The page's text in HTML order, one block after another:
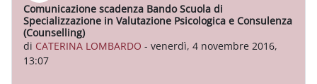
Comunicazione scadenza Bando Scuola di
Specializzazione in Valutazione Psicologica e Consulenza
(Counselling)
di CATERINA LOMBARDO - venerdì, 4 novembre 2016,
13:07
Numero di risposte: 0